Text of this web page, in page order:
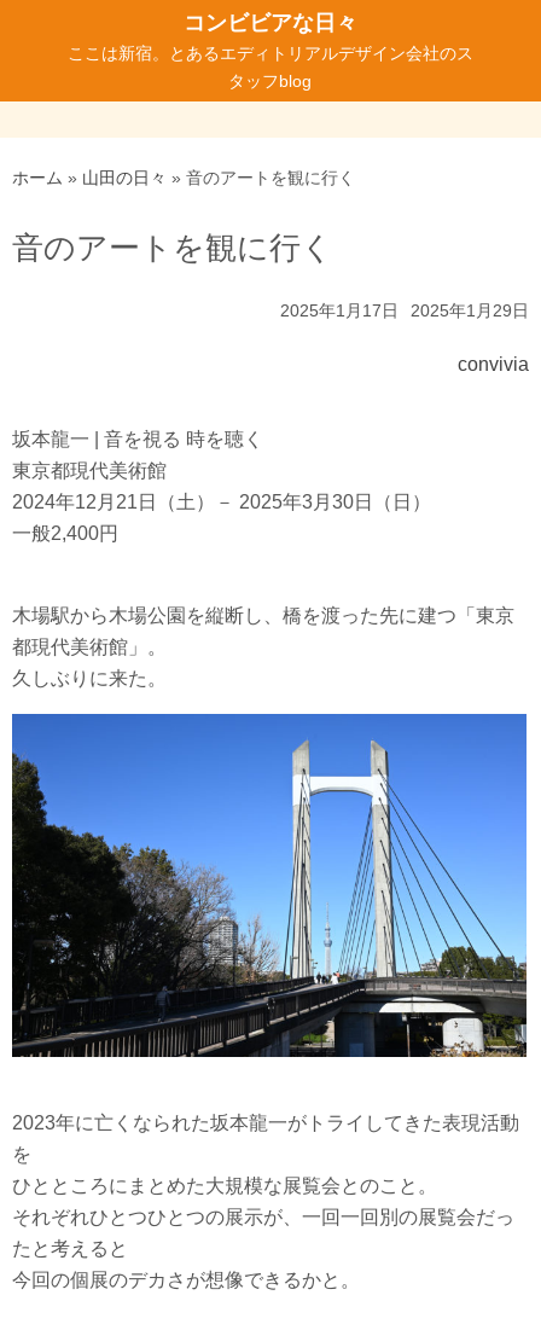
ン
ツ
へ
キ
コンビビアな日々
ここは新宿。とあるエディトリアルデザイン会社のス
タッフblog
ホーム » 山田の日々 » 音のアートを観に行く
音のアートを観に行く
2025年1月17日 2025年1月29日
convivia
坂本龍一 | 音を視る 時を聴く
東京都現代美術館
2024年12月21日（土）－ 2025年3月30日（日）
一般2,400円
木場駅から木場公園を縦断し、橋を渡った先に建つ「東京
都現代美術館」。
久しぶりに来た。
2023年に亡くなられた坂本龍一がトライしてきた表現活動
を
ひとところにまとめた大規模な展覧会とのこと。
それぞれひとつひとつの展示が、一回一回別の展覧会だっ
たと考えると
今回の個展のデカさが想像できるかと。